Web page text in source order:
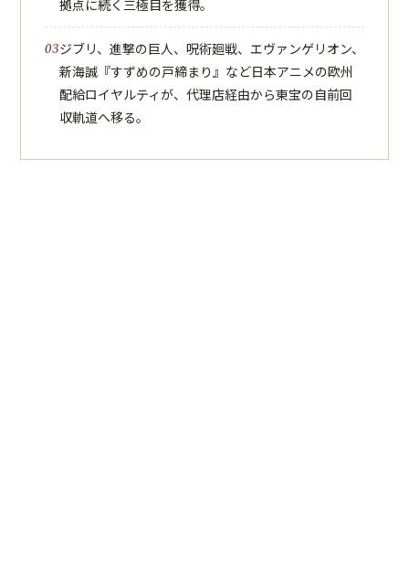
拠点に続く三極目を獲得。
ジブリ、進撃の巨人、呪術廻戦、エヴァンゲリオン、
新海誠『すずめの戸締まり』など日本アニメの欧州
配給ロイヤルティが、代理店経由から東宝の自前回
収軌道へ移る。